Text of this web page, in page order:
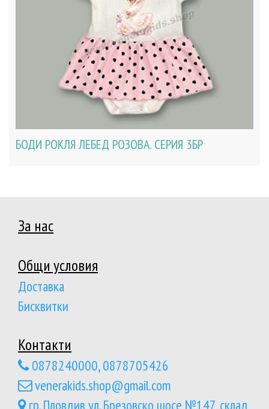
БОДИ РОКЛЯ ЛЕБЕД РОЗОВА. СЕРИЯ 3БР
За нас
Общи условия
Доставка
Бисквитки
Контакти
0878240000, 0878705426
venerakids.shop@gmail.com
гр. Пловдив,ул. Брезовско шосе №147, склад